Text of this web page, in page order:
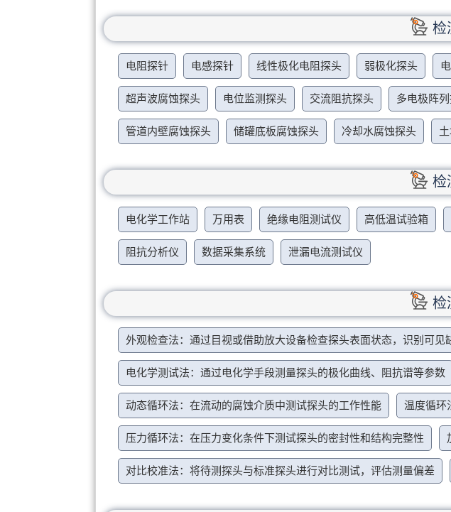
检
电阻探针 电感探针 线性极化电阻探头 弱极化探头
超声波腐蚀探头 电位监测探头 交流阻抗探头 多电极阵
管道内壁腐蚀探头 储罐底板腐蚀探头 冷却水腐蚀探头
检
电化学工作站 万用表 绝缘电阻测试仪 高低温试验箱
阻抗分析仪 数据采集系统 泄漏电流测试仪
检
外观检查法：通过目视或借助放大设备检查探头表面状态，识别可见
电化学测试法：通过电化学手段测量探头的极化曲线、阻抗谱等参数
动态循环法：在流动的腐蚀介质中测试探头的工作性能 温度循环
压力循环法：在压力变化条件下测试探头的密封性和结构完整性
对比校准法：将待测探头与标准探头进行对比测试，评估测量偏差